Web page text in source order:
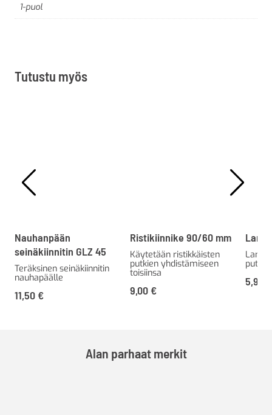
1-puol
Tutustu myös
Nauhanpään
seinäkiinnitin GLZ 45
Teräksinen seinäkiinnitin
nauhapäälle
11,50 €
Ristikiinnike 90/60 mm
Käytetään ristikkäisten
putkien yhdistämiseen
toisiinsa
9,00 €
5,90
Alan parhaat merkit